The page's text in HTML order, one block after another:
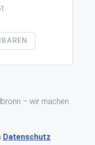
– wir machen
Datenschutz